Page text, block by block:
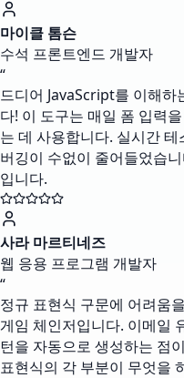
마이클 톰슨
수석 프론트엔드 개발자
“
드디어 JavaScript를 이해하
다! 이 도구는 매일 폼 입력
는 데 사용합니다. 실시간
버깅이 수없이 줄어들었습
입니다.
사라 마르티네즈
웹 응용 프로그램 개발자
“
정규 표현식 구문에 어려움
게임 체인저입니다. 이메일
턴을 자동으로 생성하는 점
표현식의 각 부분이 무엇을